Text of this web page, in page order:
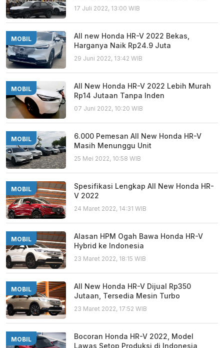
17 Juli 2022, 13:00 WIB
MOBIL
All new Honda HR-V 2022 Bekas,
Harganya Naik Rp24.9 Juta
29 Juni 2022, 13:42 WIB
MOBIL
All New Honda HR-V 2022 Lebih Murah
Rp14 Jutaan Tanpa Inden
07 Juni 2022, 10:20 WIB
MOBIL
6.000 Pemesan All New Honda HR-V
Masih Menunggu Unit
25 Mei 2022, 10:58 WIB
MOBIL
Spesifikasi Lengkap All New Honda HR-
V 2022
24 Maret 2022, 14:31 WIB
MOBIL
Alasan HPM Ogah Bawa Honda HR-V
Hybrid ke Indonesia
23 Maret 2022, 18:15 WIB
MOBIL
All New Honda HR-V Dijual Rp350
Jutaan, Tersedia Mesin Turbo
23 Maret 2022, 17:52 WIB
MOBIL
Bocoran Honda HR-V 2022, Model
Lawas Setop Produksi di Indonesia